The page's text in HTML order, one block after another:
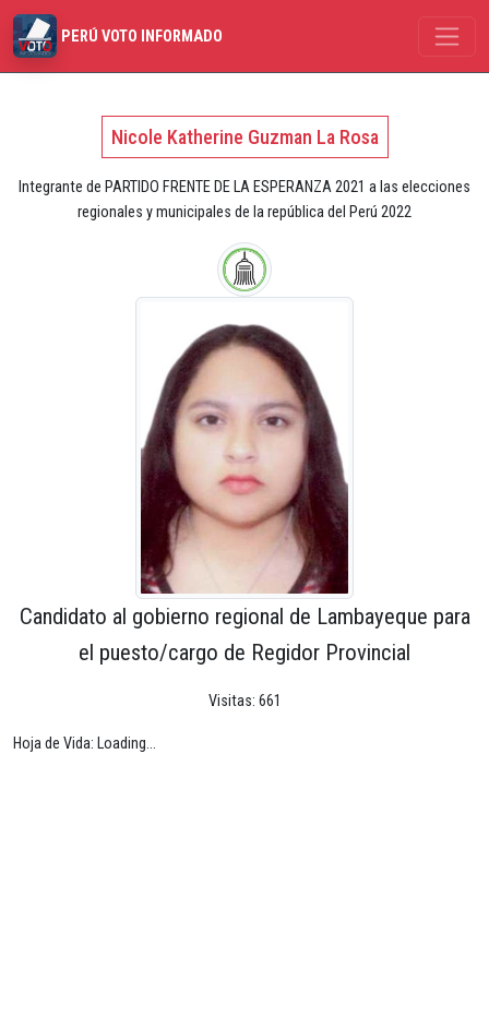
PERÚ VOTO INFORMADO
Nicole Katherine Guzman La Rosa
Integrante de PARTIDO FRENTE DE LA ESPERANZA 2021 a las elecciones
regionales y municipales de la república del Perú 2022
Candidato al gobierno regional de Lambayeque para
el puesto/cargo de Regidor Provincial
Visitas: 661
Hoja de Vida: Loading...